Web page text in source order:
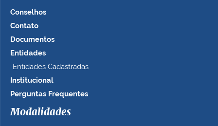
Conselhos
Contato
Documentos
Entidades
Entidades Cadastradas
Institucional
Perguntas Frequentes
Modalidades